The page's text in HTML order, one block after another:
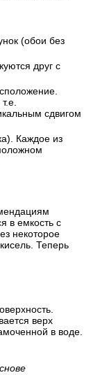
(обои без
друг с
сдвигом
Каждое из
в емкость с
некоторое
Теперь
верх
в воде.